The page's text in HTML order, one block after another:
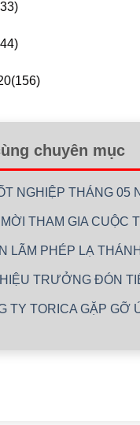
chuyên mục
NGHIỆP THÁNG 05
THAM GIA CUỘC
LÃM PHÉP LẠ
TRƯỞNG ĐÓN
TY TORICA GẶP GỠ